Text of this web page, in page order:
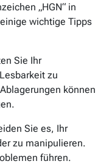
„HGN“ in
wichtige Tipps
Sie Ihr
zu
können
Sie es, Ihr
zu manipulieren.
führen.